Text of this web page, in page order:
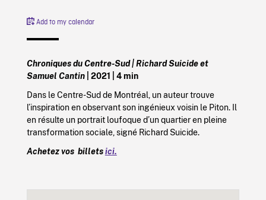
Add to my calendar
Chroniques du Centre-Sud | Richard Suicide et
Samuel Cantin| 2021 | 4 min
Dans le Centre-Sud de Montréal, un auteur trouve
l’inspiration en observant son ingénieux voisin le Piton. Il
en résulte un portrait loufoque d’un quartier en pleine
transformation sociale, signé Richard Suicide.
Achetez vos billetsici.